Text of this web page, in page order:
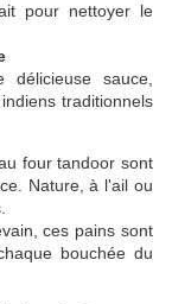
pour nettoyer le
sauce,
traditionnels
four tandoor sont
Nature, à l'ail ou
ces pains sont
bouchée du